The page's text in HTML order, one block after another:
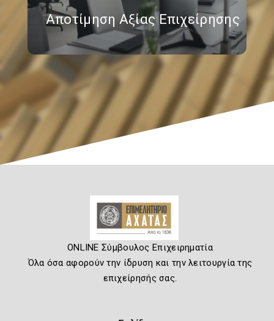
Αποτίμηση Αξίας Επιχείρησης
ONLINE Σύμβουλος Επιχειρηματία
Όλα όσα αφορούν την ίδρυση και την λειτουργία της
επιχείρησής σας.